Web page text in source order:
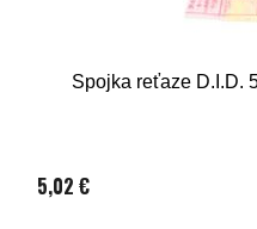
Spojka reťaze D.I.D.
5,02 €